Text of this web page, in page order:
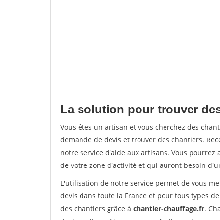
La solution pour trouver
Vous êtes un artisan et vous cherchez des
demande de devis et trouver des chantiers.
notre service d'aide aux artisans. Vous
de votre zone d'activité et qui auront besoin
L'utilisation de notre service permet de vous
devis dans toute la France et pour tous types
des chantiers grâce à chantier-chauffage.fr.